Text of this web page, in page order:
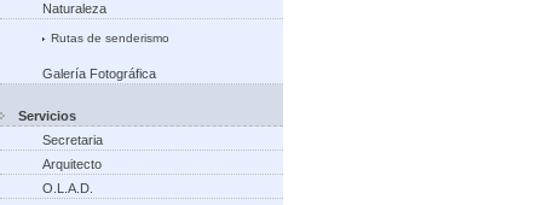
Naturaleza
Rutas de senderismo
Galería Fotográfica
Servicios
Secretaria
Arquitecto
O.L.A.D.